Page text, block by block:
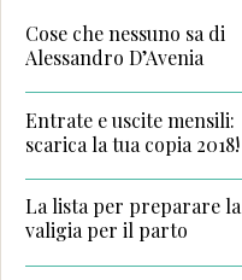
Cose che nessuno sa di
Alessandro D’Avenia
Entrate e uscite mensili:
scarica la tua copia 2018!
La lista per preparare la
valigia per il parto